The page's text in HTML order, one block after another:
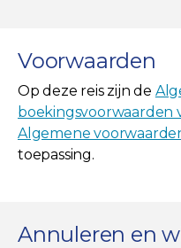
Voorwaarden
Op deze reis zijn de
boekingsvoorwaarden
Algemene
toepassing.
Annuleren en